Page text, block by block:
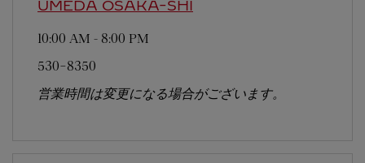
UMEDA OSAKA-SHI
10:00 AM - 8:00 PM
530-8350
営業時間は変更になる場合がございます。